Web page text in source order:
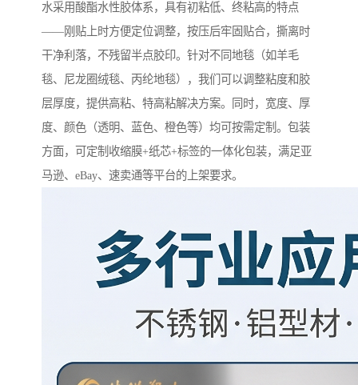
水采用酸酯水性胶体系，具有初粘低、终粘高的特点
——刚贴上时方便定位调整，按压后牢固贴合，撕离时
干净利落，不残留半点胶印。针对不同地毯（如羊毛
毯、尼龙圈绒毯、丙纶地毯），我们可以调整粘度和胶
层厚度，提供高粘、特高粘解决方案。同时，宽度、厚
度、颜色（透明、蓝色、橙色等）均可按需定制。包装
方面，可定制收缩膜+纸芯+标签的一体化包装，满足亚
马逊、eBay、速卖通等平台的上架要求。